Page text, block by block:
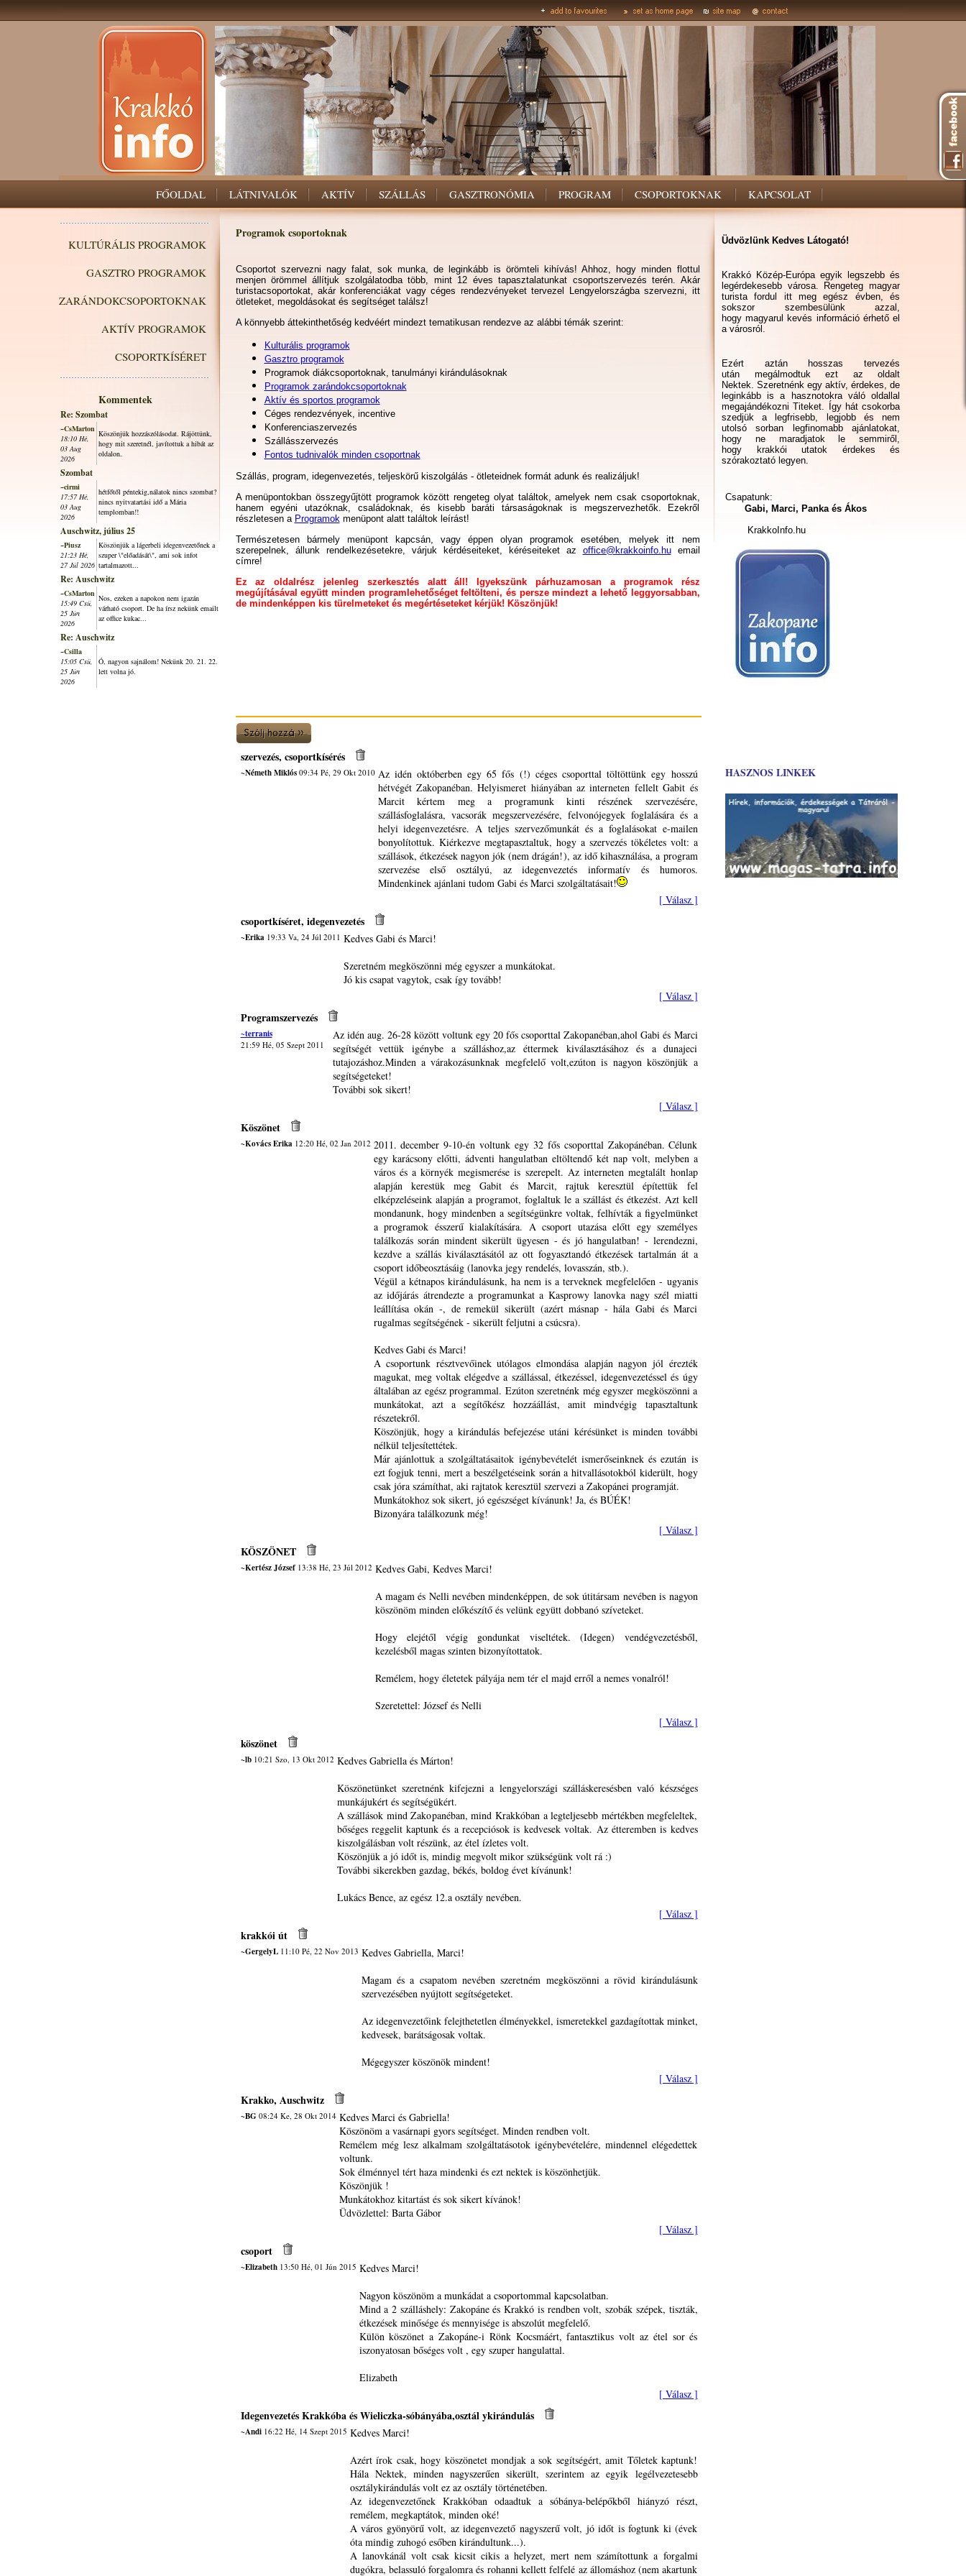
FŐOLDAL LÁTNIVALÓK AKTÍV SZÁLLÁS GASZTRONÓMIA PROGRAM CSOPORTOKNAK KAPCSOLAT
KULTÚRÁLIS PROGRAMOK
GASZTRO PROGRAMOK
ZARÁNDOKCSOPORTOKNAK
AKTÍV PROGRAMOK
CSOPORTKÍSÉRET
Kommentek
Re: Szombat
~CsMarton
18:10 Hé,
03 Aug
2026
Köszönjük hozzászólásodat. Rájöttünk,
hogy mit szeretnél, javítottuk a hibát az
oldalon.
Szombat
~cirmi
17:57 Hé,
03 Aug
2026
hétfőtől péntekig,nálatok nincs szombat?
nincs nyitvatartási idő a Mária
templomban!!
Auschwitz, július 25
~Piusz
21:23 Hé,
27 Júl 2026
Köszönjük a lágerbeli idegenvezetőnek a
szuper \"előadását\", ami sok infot
tartalmazott...
Re: Auschwitz
~CsMarton
15:49 Csü,
25 Jún
2026
Nos, ezeken a napokon nem igazán
várható csoport. De ha írsz nekünk emailt
az office kukac...
Re: Auschwitz
~Csilla
15:05 Csü,
25 Jún
2026
Ó, nagyon sajnálom! Nekünk 20. 21. 22.
lett volna jó.
Programok csoportoknak
Csoportot szervezni nagy falat, sok munka, de leginkább is örömteli kihívás! Ahhoz, hogy minden flottul
menjen örömmel állítjuk szolgálatodba több, mint 12 éves tapasztalatunkat csoportszervezés terén. Akár
turistacsoportokat, akár konferenciákat vagy céges rendezvényeket tervezel Lengyelországba szervezni, itt
ötleteket, megoldásokat és segítséget találsz!
A könnyebb áttekinthetőség kedvéért mindezt tematikusan rendezve az alábbi témák szerint:
Kulturális programok
Gasztro programok
Programok diákcsoportoknak, tanulmányi kirándulásoknak
Programok zarándokcsoportoknak
Aktív és sportos programok
Céges rendezvények, incentive
Konferenciaszervezés
Szállásszervezés
Fontos tudnivalók minden csoportnak
Szállás, program, idegenvezetés, teljeskörű kiszolgálás - ötleteidnek formát adunk és realizáljuk!
A menüpontokban összegyűjtött programok között rengeteg olyat találtok, amelyek nem csak csoportoknak,
hanem egyéni utazóknak, családoknak, és kisebb baráti társaságoknak is megszervezhetők. Ezekről
részletesen a Programokmenüpont alatt találtok leírást!
Természetesen bármely menüpont kapcsán, vagy éppen olyan programok esetében, melyek itt nem
szerepelnek, állunk rendelkezésetekre, várjuk kérdéseiteket, kéréseiteket az office@krakkoinfo.huemail
címre!
Ez az oldalrész jelenleg szerkesztés alatt áll! Igyekszünk párhuzamosan a programok rész
megújításával együtt minden programlehetőséget feltölteni, és persze mindezt a lehető leggyorsabban,
de mindenképpen kis türelmeteket és megértéseteket kérjük! Köszönjük!
szervezés, csoportkísérés
~Németh Miklós09:34 Pé, 29 Okt 2010 Az idén októberben egy 65 fős (!) céges csoporttal töltöttünk egy hosszú
hétvégét Zakopanéban. Helyismeret hiányában az interneten fellelt Gabit és
Marcit kértem meg a programunk kinti részének szervezésére,
szállásfoglalásra, vacsorák megszervezésére, felvonójegyek foglalására és a
helyi idegenvezetésre. A teljes szervezőmunkát és a foglalásokat e-mailen
bonyolítottuk. Kiérkezve megtapasztaltuk, hogy a szervezés tökéletes volt: a
szállások, étkezések nagyon jók (nem drágán!), az idő kihasználása, a program
szervezése első osztályú, az idegenvezetés informatív és humoros.
Mindenkinek ajánlani tudom Gabi és Marci szolgáltatásait!
[ Válasz ]
csoportkíséret, idegenvezetés
~Erika19:33 Va, 24 Júl 2011 Kedves Gabi és Marci!
Szeretném megköszönni még egyszer a munkátokat.
Jó kis csapat vagytok, csak így tovább!
[ Válasz ]
Programszervezés
~terranis
21:59 Hé, 05 Szept 2011
Az idén aug. 26-28 között voltunk egy 20 fős csoporttal Zakopanéban,ahol Gabi és Marci
segítségét vettük igénybe a szálláshoz,az éttermek kiválasztásához és a dunajeci
tutajozáshoz.Minden a várakozásunknak megfelelő volt,ezúton is nagyon köszönjük a
segítségeteket!
További sok sikert!
[ Válasz ]
Köszönet
~Kovács Erika12:20 Hé, 02 Jan 2012 2011. december 9-10-én voltunk egy 32 fős csoporttal Zakopánéban. Célunk
egy karácsony előtti, ádventi hangulatban eltöltendő két nap volt, melyben a
város és a környék megismerése is szerepelt. Az interneten megtalált honlap
alapján kerestük meg Gabit és Marcit, rajtuk keresztül építettük fel
elképzeléseink alapján a programot, foglaltuk le a szállást és étkezést. Azt kell
mondanunk, hogy mindenben a segítségünkre voltak, felhívták a figyelmünket
a programok ésszerű kialakítására. A csoport utazása előtt egy személyes
találkozás során mindent sikerült ügyesen - és jó hangulatban! - lerendezni,
kezdve a szállás kiválasztásától az ott fogyasztandó étkezések tartalmán át a
csoport időbeosztásáig (lanovka jegy rendelés, lovasszán, stb.).
Végül a kétnapos kirándulásunk, ha nem is a terveknek megfelelően - ugyanis
az időjárás átrendezte a programunkat a Kasprowy lanovka nagy szél miatti
leállítása okán -, de remekül sikerült (azért másnap - hála Gabi és Marci
rugalmas segítségének - sikerült feljutni a csúcsra).
Kedves Gabi és Marci!
A csoportunk résztvevőinek utólagos elmondása alapján nagyon jól érezték
magukat, meg voltak elégedve a szállással, étkezéssel, idegenvezetéssel és úgy
általában az egész programmal. Ezúton szeretnénk még egyszer megköszönni a
munkátokat, azt a segítőkész hozzáállást, amit mindvégig tapasztaltunk
részetekről.
Köszönjük, hogy a kirándulás befejezése utáni kérésünket is minden további
nélkül teljesítettétek.
Már ajánlottuk a szolgáltatásaitok igénybevételét ismerőseinknek és ezután is
ezt fogjuk tenni, mert a beszélgetéseink során a hitvallásotokból kiderült, hogy
csak jóra számíthat, aki rajtatok keresztül szervezi a Zakopánei programját.
Munkátokhoz sok sikert, jó egészséget kívánunk! Ja, és BÚÉK!
Bizonyára találkozunk még!
[ Válasz ]
KÖSZÖNET
~Kertész József13:38 Hé, 23 Júl 2012 Kedves Gabi, Kedves Marci!
A magam és Nelli nevében mindenképpen, de sok útitársam nevében is nagyon
köszönöm minden előkészítő és velünk együtt dobbanó szíveteket.
Hogy elejétől végig gondunkat viseltétek. (Idegen) vendégvezetésből,
kezelésből magas szinten bizonyítottatok.
Remélem, hogy életetek pályája nem tér el majd erről a nemes vonalról!
Szeretettel: József és Nelli
[ Válasz ]
köszönet
~lb10:21 Szo, 13 Okt 2012 Kedves Gabriella és Márton!
Köszönetünket szeretnénk kifejezni a lengyelországi szálláskeresésben való készséges
munkájukért és segítségükért.
A szállások mind Zakopanéban, mind Krakkóban a legteljesebb mértékben megfeleltek,
bőséges reggelit kaptunk és a recepciósok is kedvesek voltak. Az étteremben is kedves
kiszolgálásban volt részünk, az étel ízletes volt.
Köszönjük a jó időt is, mindig megvolt mikor szükségünk volt rá :)
További sikerekben gazdag, békés, boldog évet kívánunk!
Lukács Bence, az egész 12.a osztály nevében.
[ Válasz ]
krakkói út
~GergelyL11:10 Pé, 22 Nov 2013 Kedves Gabriella, Marci!
Magam és a csapatom nevében szeretném megköszönni a rövid kirándulásunk
szervezésében nyújtott segítségeteket.
Az idegenvezetőink felejthetetlen élményekkel, ismeretekkel gazdagítottak minket,
kedvesek, barátságosak voltak.
Mégegyszer köszönök mindent!
[ Válasz ]
Krakko, Auschwitz
~BG 08:24 Ke, 28 Okt 2014 Kedves Marci és Gabriella!
Köszönöm a vasárnapi gyors segítséget. Minden rendben volt.
Remélem még lesz alkalmam szolgáltatásotok igénybevételére, mindennel elégedettek
voltunk.
Sok élménnyel tért haza mindenki és ezt nektek is köszönhetjük.
Köszönjük !
Munkátokhoz kitartást és sok sikert kívánok!
Üdvözlettel: Barta Gábor
[ Válasz ]
csoport
~Elizabeth13:50 Hé, 01 Jún 2015 Kedves Marci!
Nagyon köszönöm a munkádat a csoportommal kapcsolatban.
Mind a 2 szálláshely: Zakopáne és Krakkó is rendben volt, szobák szépek, tiszták,
étkezések minősége és mennyisége is abszolút megfelelő.
Külön köszönet a Zakopáne-i Rönk Kocsmáért, fantasztikus volt az étel sor és
iszonyatosan bőséges volt , egy szuper hangulattal.
Elizabeth
[ Válasz ]
Idegenvezetés Krakkóba és Wieliczka-sóbányába,osztál ykirándulás
~Andi16:22 Hé, 14 Szept 2015 Kedves Marci!
Azért írok csak, hogy köszönetet mondjak a sok segítségért, amit Tőletek kaptunk!
Hála Nektek, minden nagyszerűen sikerült, szerintem az egyik legélvezetesebb
osztálykirándulás volt ez az osztály történetében.
Az idegenvezetőnek Krakkóban odaadtuk a sóbánya-belépőkből hiányzó részt,
remélem, megkaptátok, minden oké!
A város gyönyörű volt, az idegenvezető nagyszerű volt, jó időt is fogtunk ki (évek
óta mindig zuhogó esőben kirándultunk...).
A lanovkánál volt csak kicsit cikis a helyzet, mert nem számítottunk a forgalmi
dugókra, belassuló forgalomra és rohanni kellett felfelé az állomáshoz (nem akartunk
Üdvözlünk Kedves Látogató!
Krakkó Közép-Európa egyik legszebb és
legérdekesebb városa. Rengeteg magyar
turista fordul itt meg egész évben, és
sokszor szembesülünk azzal,
hogy magyarul kevés információ érhető el
a városról.
Ezért aztán hosszas tervezés
után megálmodtuk ezt az oldalt
Nektek. Szeretnénk egy aktív, érdekes, de
leginkább is a hasznotokra váló oldallal
megajándékozni Titeket. Így hát csokorba
szedjük a legfrisebb, legjobb és nem
utolsó sorban legfinomabb ajánlatokat,
hogy ne maradjatok le semmiről,
hogy krakkói utatok érdekes és
szórakoztató legyen.
Csapatunk:
Gabi, Marci, Panka és Ákos
KrakkoInfo.hu
HASZNOS LINKEK